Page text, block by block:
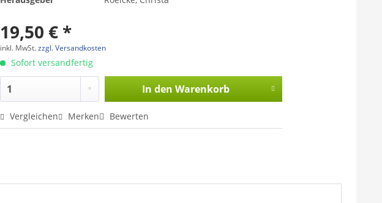
19,50 € *
inkl. MwSt.zzgl. Versandkosten
Sofort versandfertig
In den Warenkorb
Vergleichen Merken Bewerten